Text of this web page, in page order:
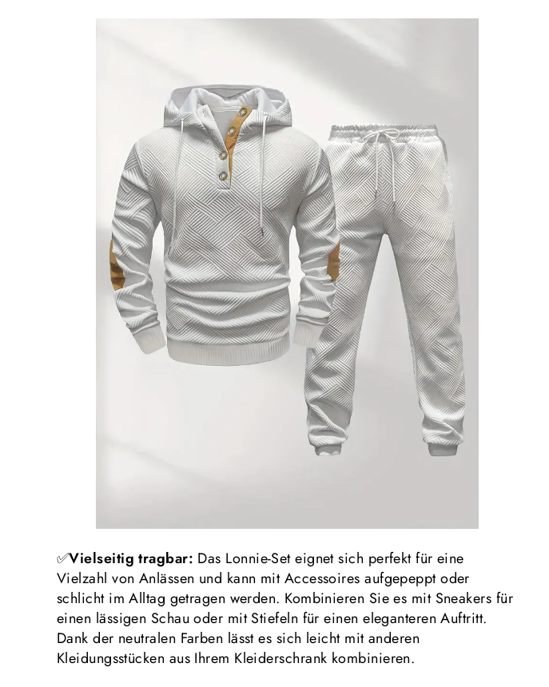
✅Vielseitig tragbar: Das Lonnie-Set eignet sich perfekt für eine
Vielzahl von Anlässen und kann mit Accessoires aufgepeppt oder
schlicht im Alltag getragen werden. Kombinieren Sie es mit Sneakers für
einen lässigen Schau oder mit Stiefeln für einen eleganteren Auftritt.
Dank der neutralen Farben lässt es sich leicht mit anderen
Kleidungsstücken aus Ihrem Kleiderschrank kombinieren.